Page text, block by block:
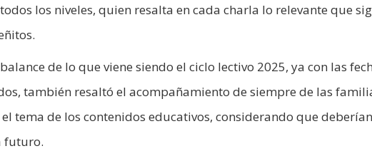
los niveles, quien resalta en cada charla lo relevante que
de lo que viene siendo el ciclo lectivo 2025, ya con las
también resaltó el acompañamiento de siempre de las
tema de los contenidos educativos, considerando que deberían
futuro.